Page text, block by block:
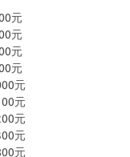
元
元
元
元
元
元
元
元
元